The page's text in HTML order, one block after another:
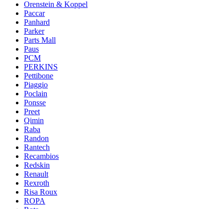
Orenstein & Koppel
Paccar
Panhard
Parker
Parts Mall
Paus
PCM
PERKINS
Pettibone
Piaggio
Poclain
Ponsse
Preet
Qimin
Raba
Randon
Rantech
Recambios
Redskin
Renault
Rexroth
Risa Roux
ROPA